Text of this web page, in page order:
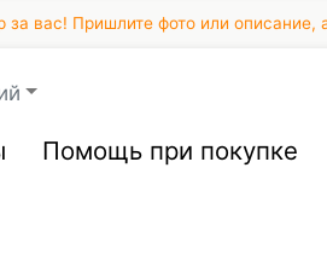
за вас! Пришлите фото или
Помощь при покупке